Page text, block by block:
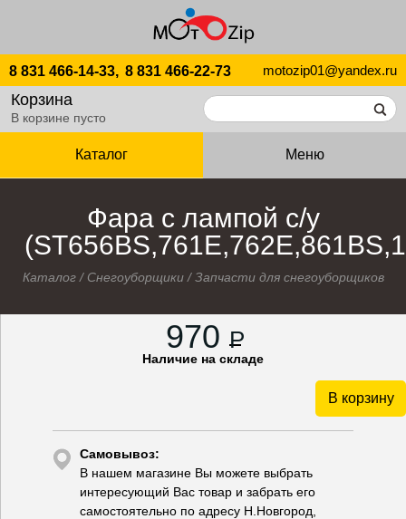
8 831 466-14-33, 8 831 466-22-73 motozip01@yandex.ru
Корзина
В корзине пусто
Каталог Меню
Фара с лампой с/у
Каталог/ Снегоуборщики/Запчасти для снегоуборщиков
970 P
Наличие на складе
В корзину
Самовывоз:
В нашем магазине Вы можете выбрать
интересующий Вас товар и забрать его
самостоятельно по адресу Н.Новгород,